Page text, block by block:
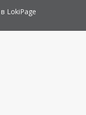
LokiPage